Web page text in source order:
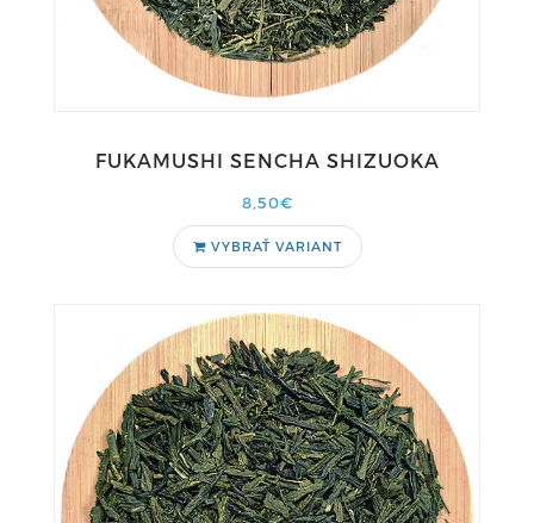
FUKAMUSHI SENCHA SHIZUOKA
8,50€
VYBRAŤ VARIANT